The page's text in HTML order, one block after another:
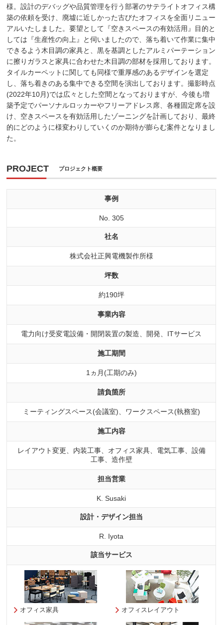
様。設計のデバッグや品質管理を行う部署のサテライトオフィス構
築の依頼を受け、廃墟に近しかった古びたオフィスを全面リニュー
アルいたしました。要望として『空きスペースの有効活用』目的と
しては『生産性の向上』と伺いましたので、落ち着いて作業に集中
できるよう木目調の家具と、黒を基調としたアルミパーテーション
に擦りガラスと家具に合わせた木目調の部材を採用しております。
タイルカーペットに関しても同様で重厚感のあるデザインを選定
し、落ち着きのある集中できる空間を演出しております。撮影時点
(2022年10月)では広々とした空間となっておりますが、今後も増
築予定でパーソナルロッカーやフリーアドレス席、各種固定席を設
け、空きスペースを有効活用したゾーニングを計画しており、最終
的にどのように様変わりしていくのか期待が膨らむ案件となりまし
た。
PROJECT プロジェクト概要
事例
No. 305
社名
株式会社正興電機製作所様
坪数
約190坪
事業内容
電力向け受変電設備・開閉装置の製造、開発、ITサービス
施工期間
1ヵ月(工期のみ)
請負箇所
ミーティングスペース(会議室)、ワークスペース(執務室)
施工内容
レイアウト変更、内装工事、オフィス家具、電気工事、設備
工事、造作壁
担当営業
K. Susaki
設計・デザイン担当
R. Iyota
該当サービス
オフィス家具 オフィスレイアウト